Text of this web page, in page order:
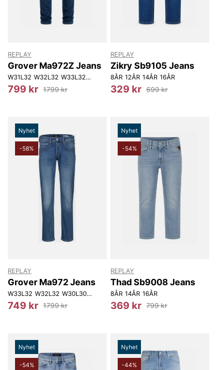
REPLAY
Grover Ma972Z Jeans
W31L32 W32L32 W33L32 W34L32 W36L32
799 kr 1799 kr
REPLAY
Zikry Sb9105 Jeans
8ÅR 12ÅR 14ÅR 16ÅR
329 kr 699 kr
Nyhet
-58%
REPLAY
Grover Ma972 Jeans
W33L32 W32L32 W30L30 W31L30 W32L30 W33L30
749 kr 1799 kr
Nyhet
-54%
REPLAY
Thad Sb9008 Jeans
8ÅR 14ÅR 16ÅR
369 kr 799 kr
Nyhet
-54%
Nyhet
-44%